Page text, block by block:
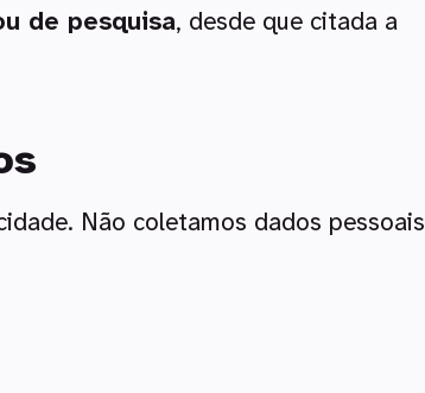
de pesquisa, desde que citada a
Não coletamos dados pessoais